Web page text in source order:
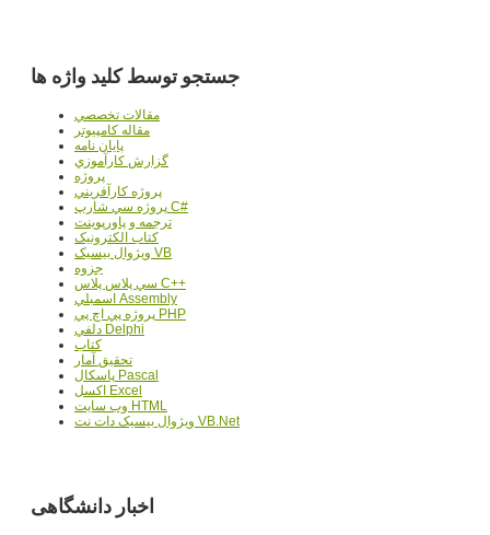
جستجو توسط کلید واژه ها
مقالات تخصصي
مقاله کامپیوتر
پایان نامه
گزارش کارآموزي
پروژه
پروژه کارآفريني
پروژه سي شارپ C#
ترجمه و پاورپوينت
کتاب الکترونيک
ويژوال بيسيک VB
جزوه
سي پلاس پلاس C++
اسمبلي Assembly
پروژه پي اچ پي PHP
دلفي Delphi
کتاب
تحقيق آمار
پاسکال Pascal
اکسل Excel
وب سايت HTML
ويژوال بيسيک دات نت VB.Net
اخبار دانشگاهی